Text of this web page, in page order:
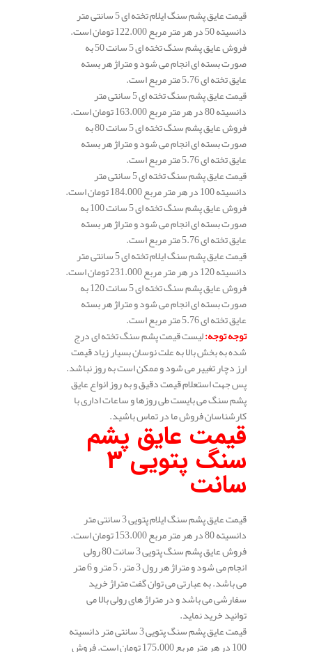
قیمت عایق پشم سنگ ایلام تخته ای 5 سانتی متر
دانسیته 50 در هر متر مربع 122.000 تومان است.
فروش عایق پشم سنگ تخته ای 5 سانت 50 به
صورت بسته ای انجام می شود و متراژ هر بسته
عایق تخته ای 5.76 متر مربع است.
قیمت عایق پشم سنگ تخته ای 5 سانتی متر
دانسیته 80 در هر متر مربع 163.000 تومان است.
فروش عایق پشم سنگ تخته ای 5 سانت 80 به
صورت بسته ای انجام می شود و متراژ هر بسته
عایق تخته ای 5.76 متر مربع است.
قیمت عایق پشم سنگ تخته ای 5 سانتی متر
دانسیته 100 در هر متر مربع 184.000 تومان است.
فروش عایق پشم سنگ تخته ای 5 سانت 100 به
صورت بسته ای انجام می شود و متراژ هر بسته
عایق تخته ای 5.76 متر مربع است.
قیمت عایق پشم سنگ ایلام تخته ای 5 سانتی متر
دانسیته 120 در هر متر مربع 231.000 تومان است.
فروش عایق پشم سنگ تخته ای 5 سانت 120 به
صورت بسته ای انجام می شود و متراژ هر بسته
عایق تخته ای 5.76 متر مربع است.
توجه توجه:لیست قیمت پشم سنگ تخته ای درج
شده به بخش بالا به علت نوسان بسیار زیاد قیمت
ارز دچار تغییر می شود و ممکن است به روز نباشد.
پس جهت استعلام قیمت دقیق و به روز انواع عایق
پشم سنگ می بایست طی روزها و ساعات اداری با
کارشناسان فروش ما در تماس باشید.
قیمت عایق پشم
سنگ پتویی 3
سانت
قیمت عایق پشم سنگ ایلام پتویی 3 سانتی متر
دانسیته 80 در هر متر مربع 153.000 تومان است.
فروش عایق پشم سنگ پتویی 3 سانت 80 رولی
انجام می شود و متراژ هر رول 3 متر، 5 متر و 6 متر
می باشد. به عبارتی می توان گفت متراژ خرید
سفارشی می باشد و در متراژ های رولی بالا می
توانید خرید نماید.
قیمت عایق پشم سنگ پتویی 3 سانتی متر دانسیته
100 در هر متر مربع 175.000 تومان است. فروش